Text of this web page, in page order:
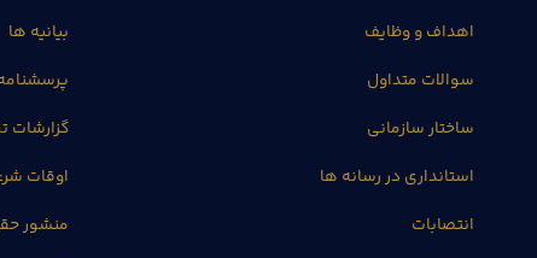
اهداف و وظایف
سوالات متداول
ساختار سازمانی
استانداری در رسانه ها
انتصابات
بیانیه ها
اوقات
منشور